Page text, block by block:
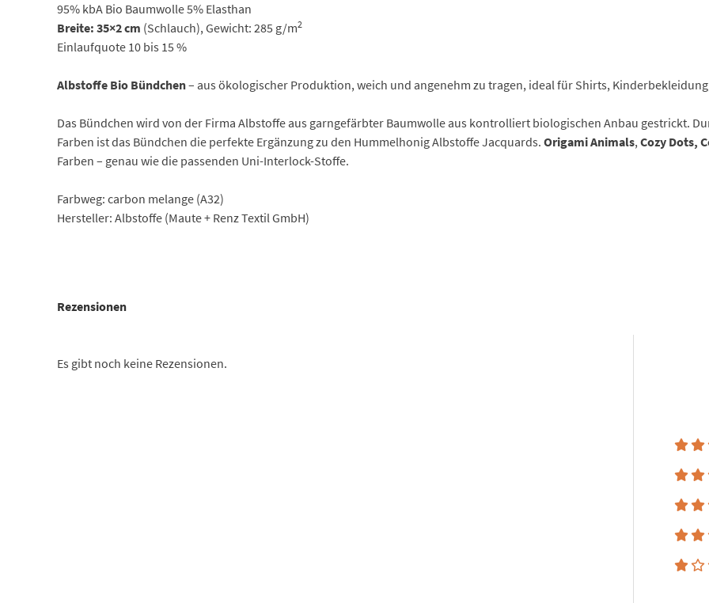
95% kbA Bio Baumwolle 5% Elasthan
Breite: 35×2 cm (Schlauch), Gewicht: 285 g/m2
Einlaufquote 10 bis 15 %
Albstoffe Bio Bündchen– aus ökologischer Produktion, weich und angenehm zu tragen, ideal für Shirts,
Das Bündchen wird von der Firma Albstoffe aus garngefärbter Baumwolle aus kontrolliert biologischen Anbau gestrickt.
Farben ist das Bündchen die perfekte Ergänzung zu den Hummelhonig Albstoffe Jacquards. Origami Animals,Cozy Dots,
Farben – genau wie die passenden Uni-Interlock-Stoffe.
Farbweg: carbon melange (A32)
Hersteller: Albstoffe (Maute + Renz Textil GmbH)
Rezensionen
Es gibt noch keine Rezensionen.